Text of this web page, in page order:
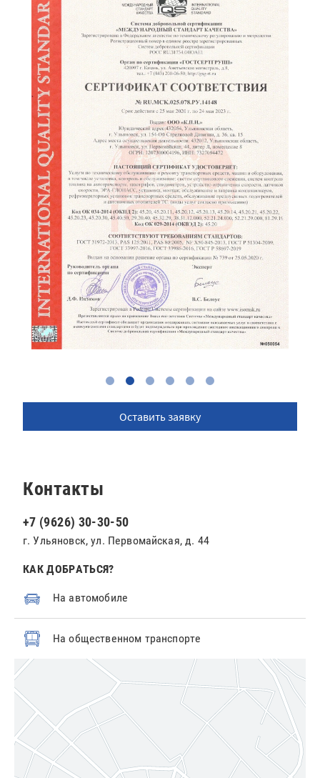
Оставить заявку
Контакты
+7 (9626) 30-30-50
г. Ульяновск, ул. Первомайская, д. 44
КАК ДОБРАТЬСЯ?
На автомобиле
На общественном транспорте